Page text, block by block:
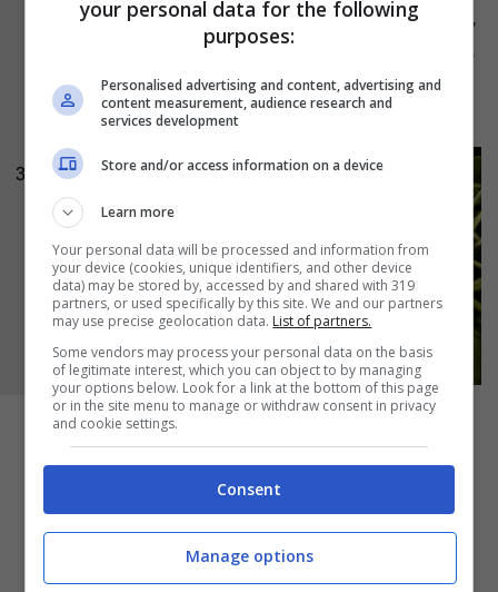
3
leggermente: disponete su un piatto da portata,
aggiungete un giro d’olio a crudo e, se vi piace,
qualche scaglia di mandorla per la parte
croccante.
your personal data for the following
purposes:
Personalised advertising and content, advertising and
content measurement, audience research and
services development
Store and/or access information on a device
Learn more
Your personal data will be processed and information from
your device (cookies, unique identifiers, and other device
data) may be stored by, accessed by and shared with 319
partners, or used specifically by this site. We and our partners
may use precise geolocation data. List of partners.
Some vendors may process your personal data on the basis
of legitimate interest, which you can object to by managing
your options below. Look for a link at the bottom of this page
or in the site menu to manage or withdraw consent in privacy
and cookie settings.
Consent
Manage options